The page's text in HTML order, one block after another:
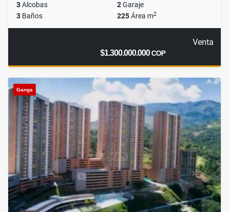
3Alcobas 2Garaje
3 Baños 225Área m2
Venta
$1.300.000.000COP
Ganga